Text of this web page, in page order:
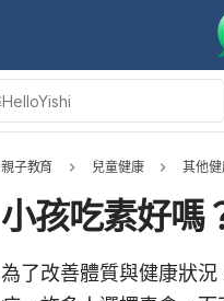
親子教育 兒童健康 其他
小孩吃素好嗎
為了改善體質與健康狀況